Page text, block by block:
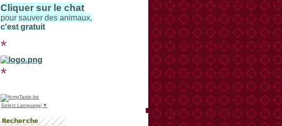
Cliquer sur le chat
pour sauver des animaux,
c'est gratuit
*
*
Select Language ▼
Recherche